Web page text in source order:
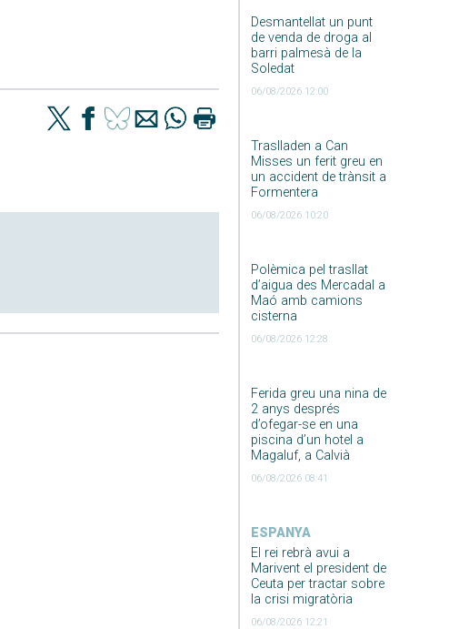
Desmantellat un punt
de venda de droga al
barri palmesà de la
Soledat
06/08/2026 12:00
Traslladen a Can
Misses un ferit greu en
un accident de trànsit a
Formentera
06/08/2026 10:20
Polèmica pel trasllat
d’aigua des Mercadal a
Maó amb camions
cisterna
06/08/2026 12:28
Ferida greu una nina de
2 anys després
d’ofegar-se en una
piscina d’un hotel a
Magaluf, a Calvià
06/08/2026 08:41
ESPANYA
El rei rebrà avui a
Marivent el president de
Ceuta per tractar sobre
la crisi migratòria
06/08/2026 12:21